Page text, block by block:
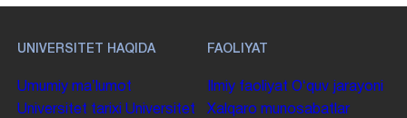
UNIVERSITET HAQIDA
Umumiy maʼlumot
Universitet tarixi Universitet
FAOLIYAT
Ilmiy faoliyat Oʻquv jarayoni
Xalqaro munosabatlar